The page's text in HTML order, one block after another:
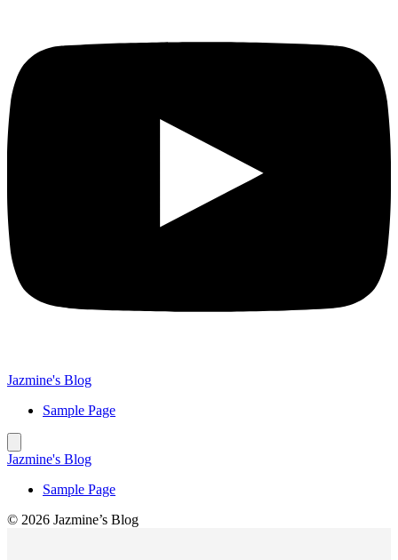
Jazmine's Blog
Sample Page
Jazmine's Blog
Sample Page
© 2026 Jazmine’s Blog